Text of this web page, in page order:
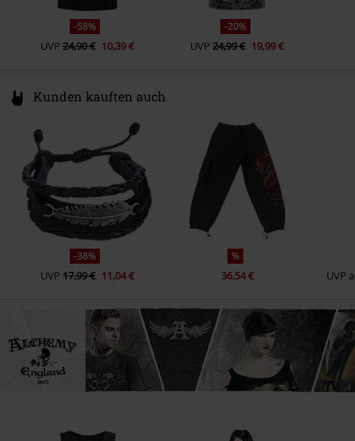
-58%
UVP 24,90 € 10,39 €
-20%
UVP 24,99 € 19,99 €
Kunden kauften auch
-38%
UVP 17,99 € 11,04 €
%
36,54 € UVP